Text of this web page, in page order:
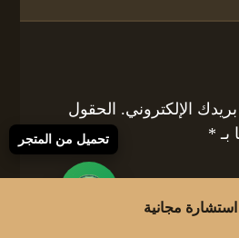
الإلكتروني. الحقول
بـ *
استشارة مجانية
تحميل من المتجر